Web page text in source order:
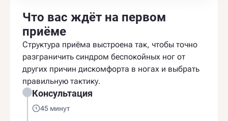
Что вас ждёт на первом
приёме
Структура приёма выстроена так, чтобы точно
разграничить синдром беспокойных ног от
других причин дискомфорта в ногах и выбрать
правильную тактику.
Консультация
45 минут